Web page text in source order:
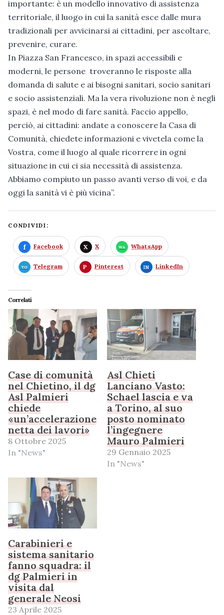
importante: è un modello innovativo di assistenza
territoriale, il luogo in cui la sanità esce dalle mura
tradizionali per avvicinarsi ai cittadini, per ascoltare,
prevenire, curare.
In Piazza San Francesco, in spazi accessibili e
moderni, le persone troveranno le risposte alla
domanda di salute e ai bisogni sanitari, socio sanitari
e socio assistenziali. Ma la vera rivoluzione non è negli
spazi, è nel modo di fare sanità. Faccio appello,
perciò, ai cittadini: andate a conoscere la Casa di
Comunità, chiedete informazioni e vivetela come la
Vostra, come il luogo al quale ricorrere in ogni
situazione in cui ci sia necessità di assistenza.
Abbiamo compiuto un passo avanti verso di voi, e da
oggi la sanità vi è più vicina”.
CONDIVIDI:
Facebook X WhatsApp
Telegram Pinterest LinkedIn
Correlati
Case di comunità
nel Chietino, il dg
Asl Palmieri
chiede
«un’accelerazione
netta dei lavori»
8 Ottobre 2025
In "News"
Asl Chieti
Lanciano Vasto:
Schael lascia e va
a Torino, al suo
posto nominato
l’ingegnere
Mauro Palmieri
29 Gennaio 2025
In "News"
Carabinieri e
sistema sanitario
fanno squadra: il
dg Palmieri in
visita dal
generale Neosi
23 Aprile 2025